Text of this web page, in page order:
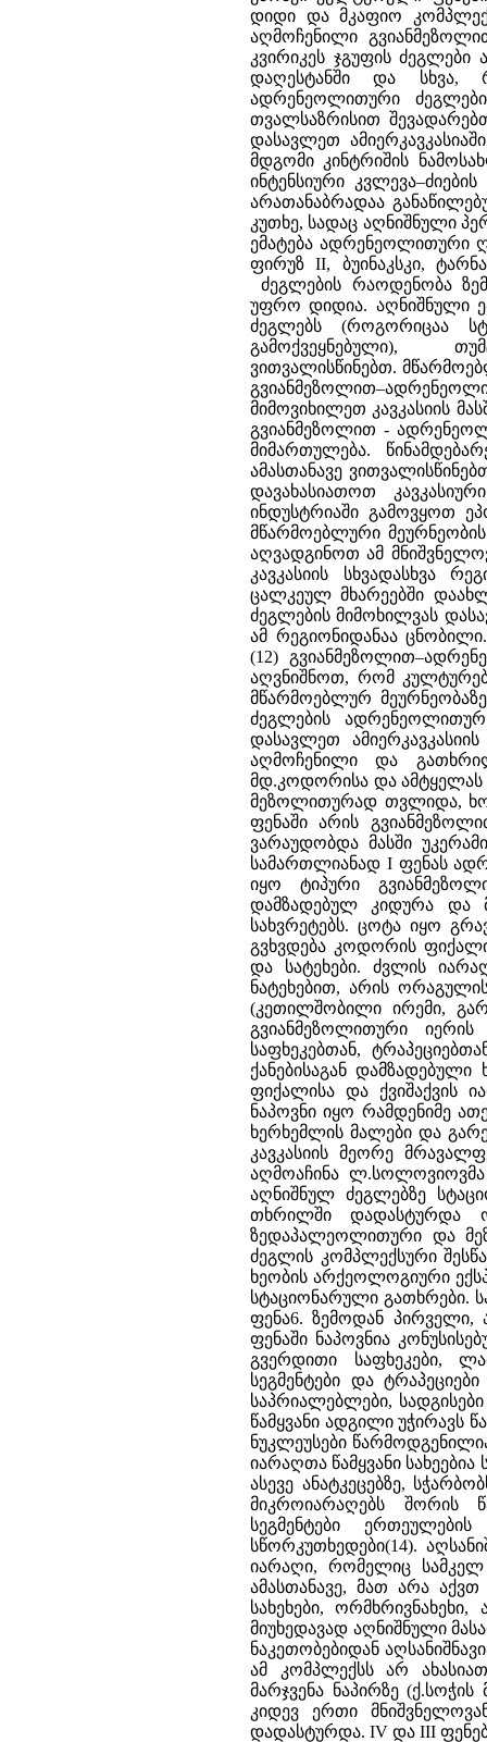
დიდი და მკაფიო
აღმოჩენილი
კვირიკეს ჯგუფის ძეგლები
დაღესტანში და სხვა,
ადრენეოლითური
თვალსაზრისით
დასავლეთ
მდგომი კინტრიშის
ინტენსიური
არათანაბრადაა
კუთხე, სადაც აღნიშნული
ემატება ადრენეოლითური
ფირუზ II, ბუინაკსკი,
ძეგლების რაოდენობა
უფრო დიდია. აღნიშნული
ძეგლებს (როგორიცაა
გამოქვეყნებული),
ვითვალისწინებთ.
მიმოვიხილეთ კავკასიის
გვიანმეზოლით -
მიმართულება.
ამასთანავე
დავახასიათოთ
ინდუსტრიაში გამოვყოთ
მწარმოებლური მეურნეობის
აღვადგინოთ ამ
კავკასიის სხვადასხვა
ცალკეულ მხარეებში
ძეგლების მიმოხილვას
ამ რეგიონიდანაა
(12)
აღვნიშნოთ, რომ
მწარმოებლურ
ძეგლების
დასავლეთ
აღმოჩენილი და
მდ.კოდორისა და
მეზოლითურად თვლიდა,
ფენაში არის
ვარაუდობდა მასში
სამართლიანად I ფენას
იყო ტიპური
დამზადებულ კიდურა და
სახვრეტებს. ცოტა იყო
გვხვდება კოდორის
და სატეხები. ძვლის
ნატეხებით, არის
(კეთილშობილი ირემი,
გვიანმეზოლითური
საფხეკებთან,
ქანებისაგან დამზადებული
ფიქალისა და ქვიშაქვის
ნაპოვნი იყო რამდენიმე
ხერხემლის მალები და
კავკასიის მეორე
აღმოაჩინა
აღნიშნულ ძეგლებზე
თხრილში დადასტურდა
ზედაპალეოლითური და
ძეგლის კომპლექსური
ხეობის არქეოლოგიური
სტაციონარული გათხრები.
ფენა6. ზემოდან
ფენაში ნაპოვნია
გვერდითი საფხეკები,
სეგმენტები და
საპრიალებლები,
წამყვანი ადგილი უჭირავს
ნუკლეუსები
იარაღთა წამყვანი
ასევე ანატკეცებზე,
მიკროიარაღებს შორის
სეგმენტები
სწორკუთხედები(14).
იარაღი, რომელიც სამკელ
ამასთანავე, მათ არა
სახეხები,
მიუხედავად აღნიშნული
ნაკეთობებიდან
ამ კომპლექსს არ
მარჯვენა ნაპირზე
კიდევ ერთი
დადასტურდა. IV და III